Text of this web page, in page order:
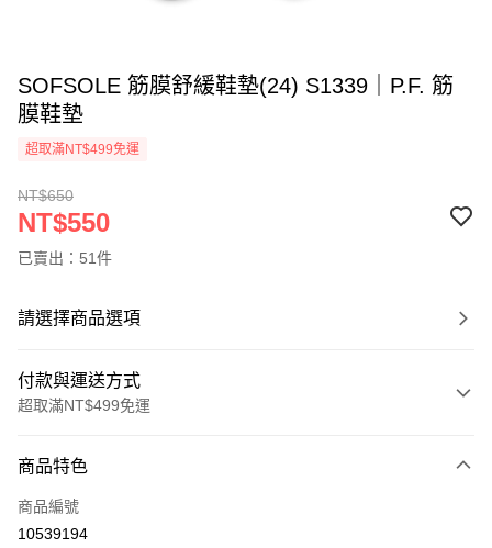
SOFSOLE 筋膜舒緩鞋墊(24) S1339｜P.F. 筋
膜鞋墊
超取滿NT$499免運
NT$650
NT$550
已賣出：51件
請選擇商品選項
付款與運送方式
超取滿NT$499免運
信用卡一次付款
超商取貨付款
商品特色
商品編號
10539194